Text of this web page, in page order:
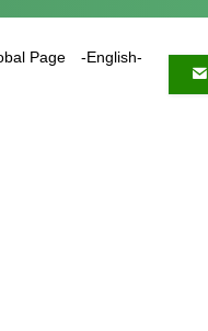
Page -English-